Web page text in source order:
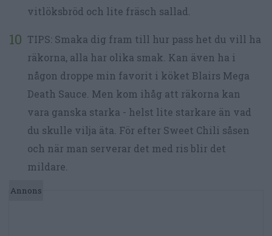
vitlöksbröd och lite fräsch sallad.
TIPS: Smaka dig fram till hur pass het du vill ha
räkorna, alla har olika smak. Kan även ha i
någon droppe min favorit i köket Blairs Mega
Death Sauce. Men kom ihåg att räkorna kan
vara ganska starka - helst lite starkare än vad
du skulle vilja äta. För efter Sweet Chili såsen
och när man serverar det med ris blir det
mildare.